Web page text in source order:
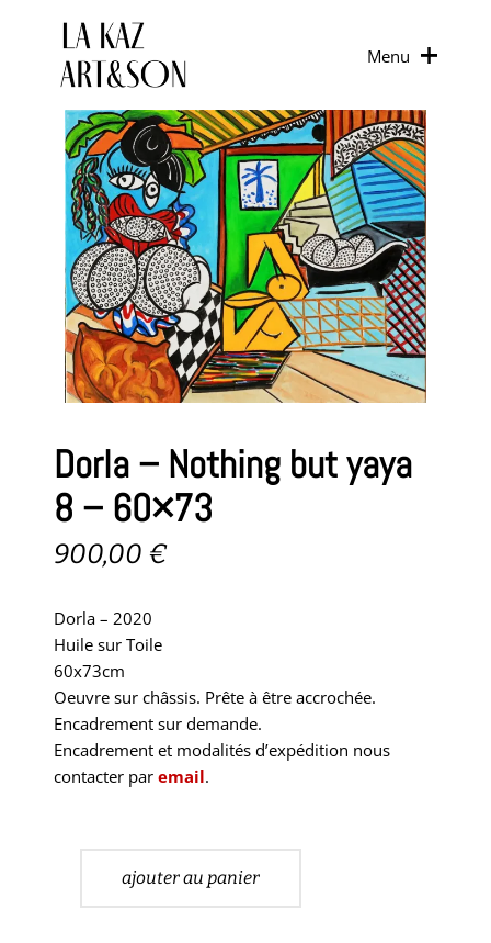
Menu
Dorla – Nothing but yaya
8 – 60×73
900,00 €
Dorla – 2020
Huile sur Toile
60x73cm
Oeuvre sur châssis. Prête à être accrochée.
Encadrement sur demande.
Encadrement et modalités d’expédition nous
contacter par email.
ajouter au panier